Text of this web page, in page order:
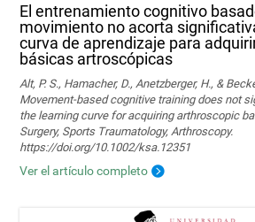
El entrenamiento cognitivo
movimiento no acorta
curva de aprendizaje para
básicas artroscópicas
Alt, P. S., Hamacher, D., Anetzberger, H., &
Movement‐based cognitive training does not
the learning curve for acquiring arthroscopic
Surgery, Sports Traumatology, Arthroscopy.
https://doi.org/10.1002/ksa.12351
Ver el artículo completo